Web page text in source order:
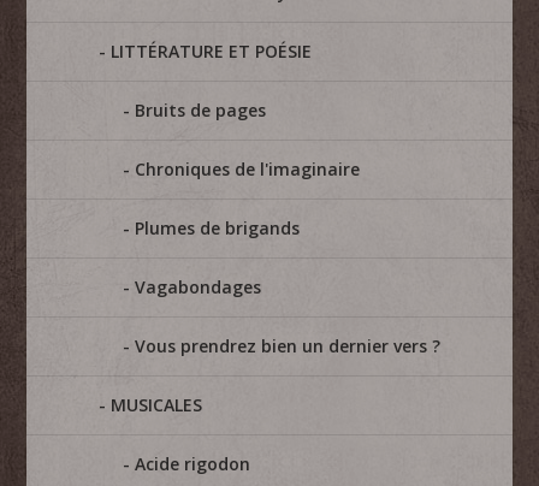
LITTÉRATURE ET POÉSIE
Bruits de pages
Chroniques de l'imaginaire
Plumes de brigands
Vagabondages
Vous prendrez bien un dernier vers ?
MUSICALES
Acide rigodon